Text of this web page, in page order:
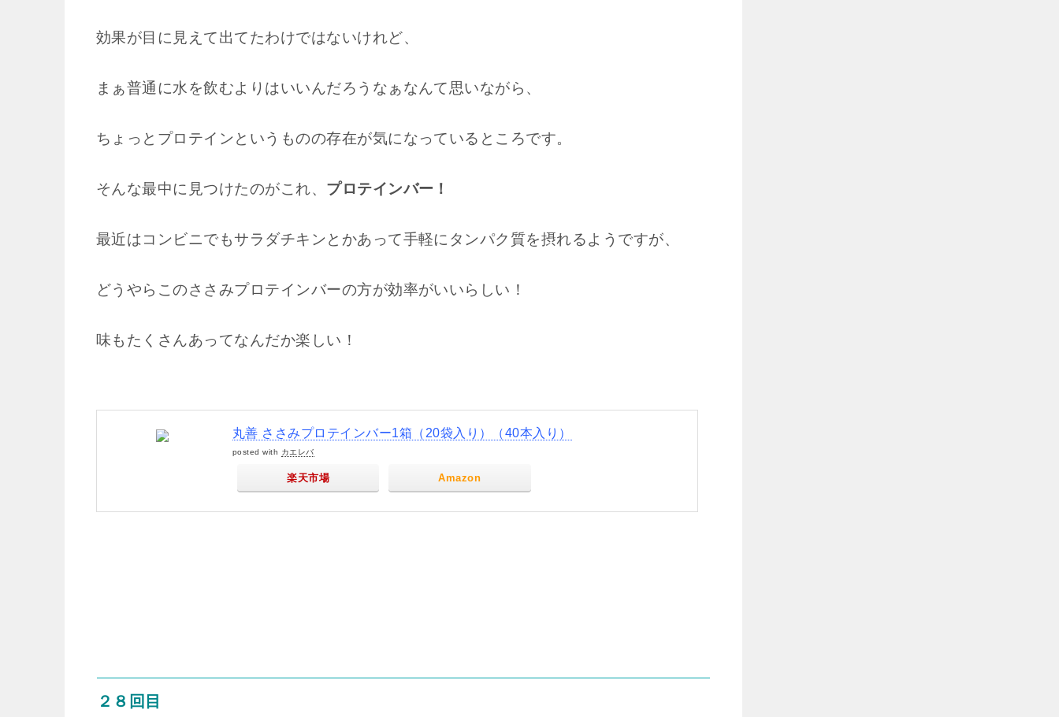
効果が目に見えて出てたわけではないけれど、
まぁ普通に水を飲むよりはいいんだろうなぁなんて思いながら、
ちょっとプロテインというものの存在が気になっているところです。
そんな最中に見つけたのがこれ、 プロテインバー！
最近はコンビニでもサラダチキンとかあって手軽にタンパク質を摂れるようですが、
どうやらこのささみプロテインバーの方が効率がいいらしい！
味もたくさんあってなんだか楽しい！
丸善 ささみプロテインバー1箱（20袋入り）（40本入り）
posted with カエレバ
楽天市場 Amazon
２８回目